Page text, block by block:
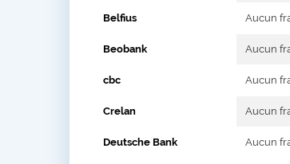
Belfius Aucun
Beobank Aucun
cbc Aucun
Crelan Aucun
Deutsche Bank Aucun